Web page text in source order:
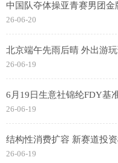
中国队夺体操亚青赛男团金
26-06-20
北京端午先雨后晴 外出游
26-06-19
6月19日生意社锦纶FDY基
26-06-19
结构性消费扩容 新赛道投
26-06-19